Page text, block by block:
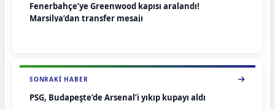
Fenerbahçe’ye Greenwood kapısı aralandı!
Marsilya’dan transfer mesajı
SONRAKI HABER
PSG, Budapeşte’de Arsenal’i yıkıp kupayı aldı